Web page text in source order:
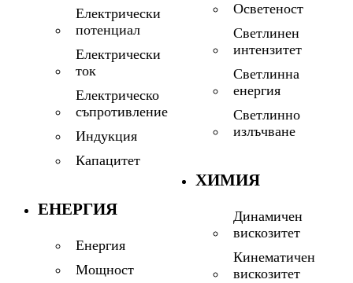
Електрически
потенциал
Електрически
ток
Електрическо
съпротивление
Индукция
Капацитет
ЕНЕРГИЯ
Енергия
Мощност
Осветеност
Светлинен
интензитет
Светлинна
енергия
Светлинно
излъчване
ХИМИЯ
Динамичен
вискозитет
Кинематичен
вискозитет